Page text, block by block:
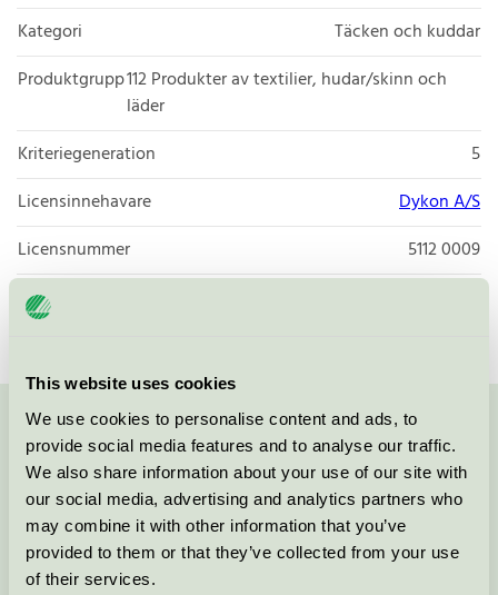
This website uses cookies
We use cookies to personalise content and ads, to
provide social media features and to analyse our traffic.
We also share information about your use of our site with
our social media, advertising and analytics partners who
may combine it with other information that you’ve
provided to them or that they’ve collected from your use
of their services.
Kategori
Täcken och kuddar
Produktgrupp112 Produkter av textilier, hudar/skinn och
läder
Kriteriegeneration
5
Licensinnehavare
Dykon A/S
Licensnummer
5112 0009
Varumärke
Kontakta oss på08-55 55 24 00eller via formuläret:
Fortsätt